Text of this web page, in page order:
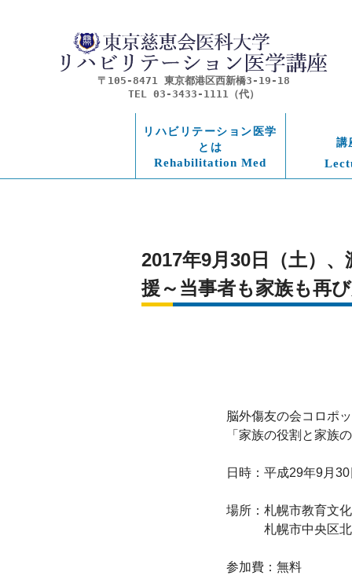
〒105-8471 東京都港区西新橋3-19-18
TEL 03-3433-1111（代）
リハビリテーション医学
とは
Rehabilitation Med
講
2017年9月30日（土）
援～当事者も家族も再
脳外傷友の会コロポ
「家族の役割と家族
日時：平成29年9月
場所：札幌市教育文
札幌市中央区北1
参加費：無料